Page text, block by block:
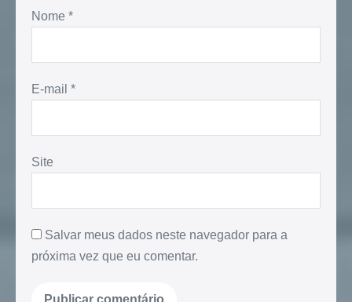
Nome *
E-mail *
Site
Salvar meus dados neste navegador para a
próxima vez que eu comentar.